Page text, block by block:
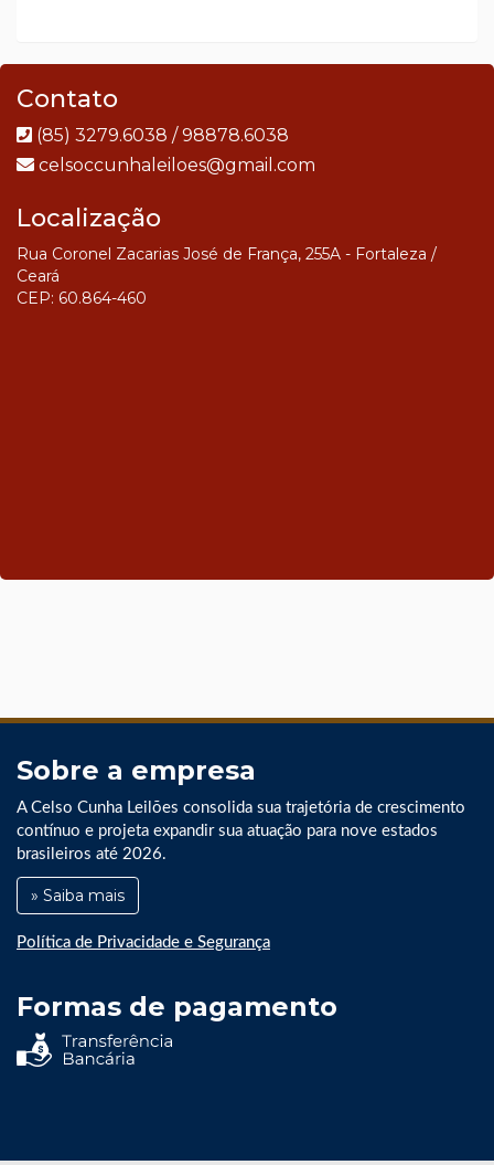
Contato
(85) 3279.6038 / 98878.6038
celsoccunhaleiloes@gmail.com
Localização
Rua Coronel Zacarias José de França, 255A - Fortaleza /
Ceará
CEP: 60.864-460
Sobre a empresa
A Celso Cunha Leilões consolida sua trajetória de crescimento
contínuo e projeta expandir sua atuação para nove estados
brasileiros até 2026.
» Saiba mais
Política de Privacidade e Segurança
Formas de pagamento